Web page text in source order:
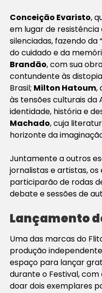
Conceição Evaristo,
em lugar de
silenciadas, fazendo da
do cuidado e da
Brandão, com sua
contundente às
Brasil; Milton Hatoum,
às tensões culturais da
identidade, história e
Machado, cuja
horizonte da
Juntamente a outros
jornalistas e artistas,
participarão de rodas
debate e sessões de
Lançamento
Uma das marcas do
produção
espaço para lançar
durante o Festival,
doar dois exemplares